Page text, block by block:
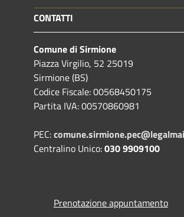
CONTATTI
Comune di Sirmione
Piazza Virgilio, 52 25019
Sirmione (BS)
Codice Fiscale: 00568450175
Partita IVA: 00570860981
PEC:
Centralino Unico:030 9909100
Prenotazione appuntamento